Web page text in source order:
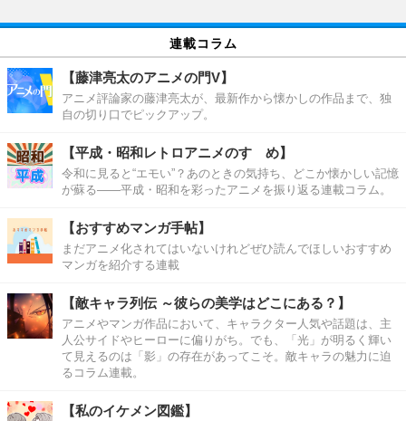
連載コラム
【藤津亮太のアニメの門V】
アニメ評論家の藤津亮太が、最新作から懐かしの作品まで、独
自の切り口でピックアップ。
【平成・昭和レトロアニメのすゝめ】
令和に見ると“エモい”？あのときの気持ち、どこか懐かしい記憶
が蘇る――平成・昭和を彩ったアニメを振り返る連載コラム。
【おすすめマンガ手帖】
まだアニメ化されてはいないけれどぜひ読んでほしいおすすめ
マンガを紹介する連載
【敵キャラ列伝 ～彼らの美学はどこにある？】
アニメやマンガ作品において、キャラクター人気や話題は、主
人公サイドやヒーローに偏りがち。でも、「光」が明るく輝い
て見えるのは「影」の存在があってこそ。敵キャラの魅力に迫
るコラム連載。
【私のイケメン図鑑】